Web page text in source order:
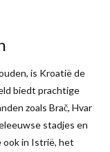
is Kroatië de
biedt prachtige
zoals Brač, Hvar
stadjes en
ook in Istrië, het